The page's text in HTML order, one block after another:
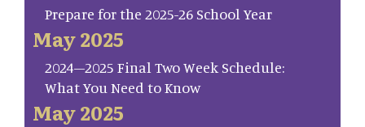
Prepare for the 2025-26 School Year
May 2025
2024–2025 Final Two Week Schedule:
What You Need to Know
May 2025